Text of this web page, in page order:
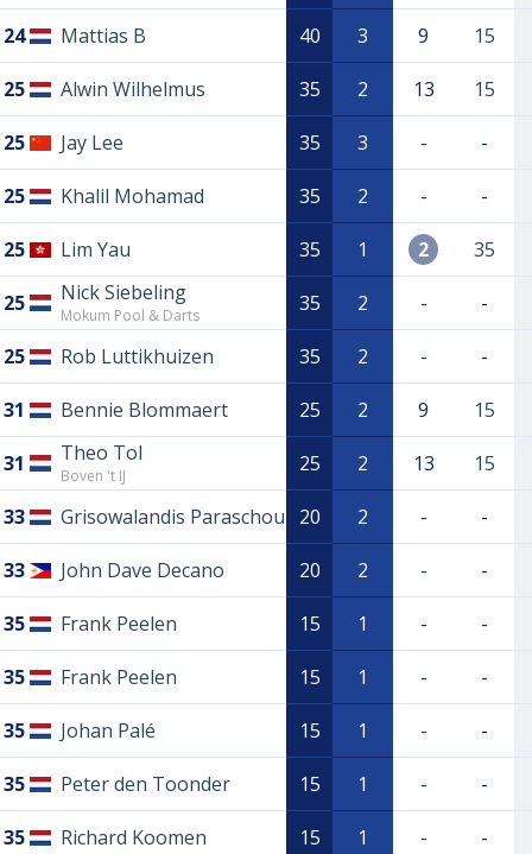
24 Mattias B 40 3 9 15
25 Alwin Wilhelmus 35 2 13 15
25 Jay Lee 35 3 - -
25 Khalil Mohamad 35 2 - -
25 Lim Yau 35 1 2 35
25 Nick Siebeling
Mokum Pool & Darts 35 2 - -
25 Rob Luttikhuizen 35 2 - -
31 Bennie Blommaert 25 2 9 15
31 Theo Tol
Boven 't IJ 25 2 13 15
33 Grisowalandis Paraschou 20 2 - -
33 John Dave Decano 20 2 - -
35 Frank Peelen 15 1 - -
35 Frank Peelen 15 1 - -
35 Johan Palé 15 1 - -
35 Peter den Toonder 15 1 - -
35 Richard Koomen 15 1 - -